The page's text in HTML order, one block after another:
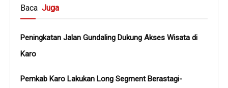
Baca Juga
Peningkatan Jalan Gundaling Dukung Akses Wisata di
Karo
Pemkab Karo Lakukan Long Segment Berastagi-